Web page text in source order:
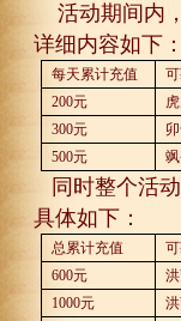
活动期间内
详细内容如下
每天累计充值
200元
300元
500元
同时整个活
具体如下：
总累计充值
600元
1000元